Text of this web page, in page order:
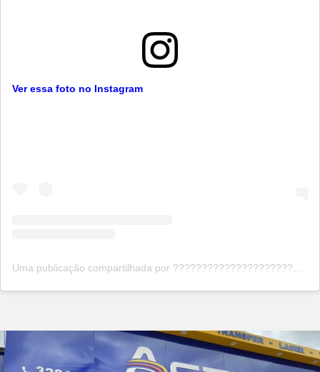
Ver essa foto no Instagram